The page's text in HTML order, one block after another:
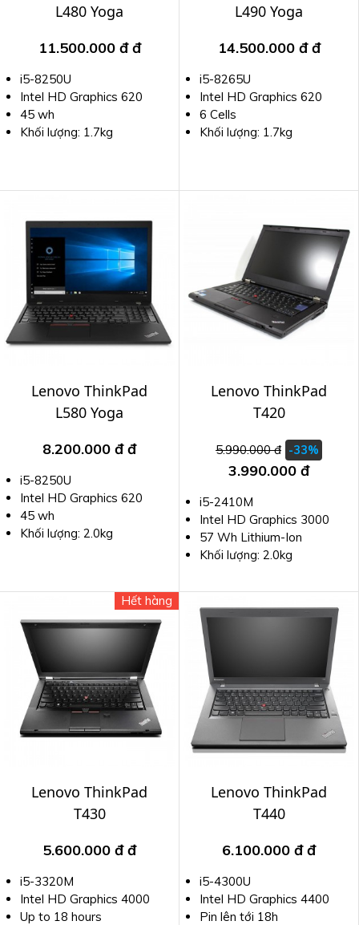
L480 Yoga
11.500.000 đđ
i5-8250U
Intel HD Graphics 620
45 wh
Khối lượng: 1.7kg
L490 Yoga
14.500.000 đđ
i5-8265U
Intel HD Graphics 620
6 Cells
Khối lượng: 1.7kg
Lenovo ThinkPad
L580 Yoga
8.200.000 đđ
i5-8250U
Intel HD Graphics 620
45 wh
Khối lượng: 2.0kg
Lenovo ThinkPad
T420
5.990.000 đ -33%
3.990.000 đ
i5-2410M
Intel HD Graphics 3000
57 Wh Lithium-Ion
Khối lượng: 2.0kg
Hết hàng
Lenovo ThinkPad
T430
5.600.000 đđ
i5-3320M
Intel HD Graphics 4000
Up to 18 hours
Lenovo ThinkPad
T440
6.100.000 đđ
i5-4300U
Intel HD Graphics 4400
Pin lên tới 18h